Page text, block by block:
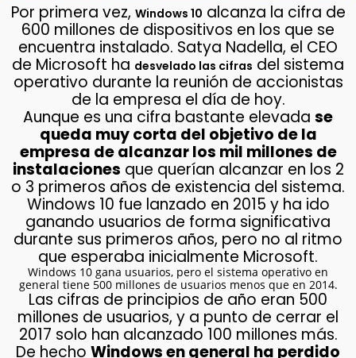
Por primera vez, Windows 10 alcanza la cifra de
600 millones de dispositivos en los que se
encuentra instalado. Satya Nadella, el CEO
de Microsoft ha desvelado las cifras del sistema
operativo durante la reunión de accionistas
de la empresa el día de hoy.
Aunque es una cifra bastante elevada se
queda muy corta del objetivo de la
empresa de alcanzar los mil millones de
instalaciones que querían alcanzar en los 2
o 3 primeros años de existencia del sistema.
Windows 10 fue lanzado en 2015 y ha ido
ganando usuarios de forma significativa
durante sus primeros años, pero no al ritmo
que esperaba inicialmente Microsoft.
Windows 10 gana usuarios, pero el sistema operativo en
general tiene 500 millones de usuarios menos que en 2014.
Las cifras de principios de año eran 500
millones de usuarios, y a punto de cerrar el
2017 solo han alcanzado 100 millones más.
De hecho Windows en general ha perdido